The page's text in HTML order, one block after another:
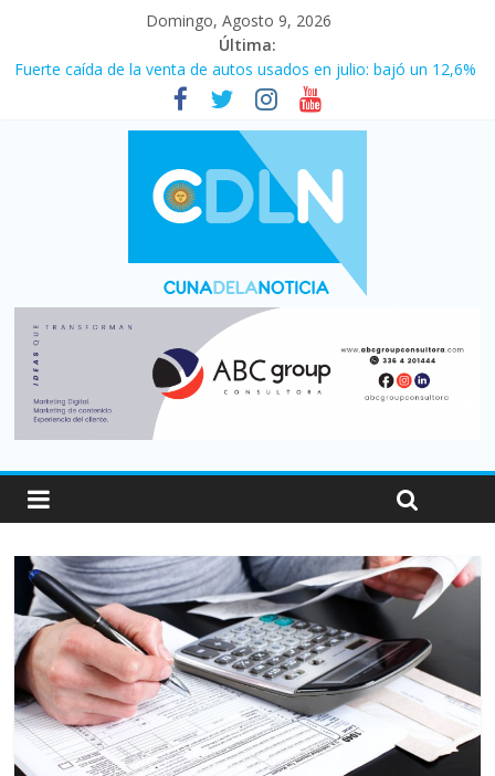
Domingo, Agosto 9, 2026
Última:
Fuerte caída de la venta de autos usados en julio: bajó un 12,6%
Central venció 1 a 0 al River de Coudet en el Monumental
La morosidad alcanzó su nivel más alto en dos décadas y ya
afecta a 400 mil deudores en Santa Fe
Desde que asumió Milei cerraron 41.000 kioscos: el sector
denuncia crisis como en 2001
Vacaciones de invierno con más movimiento y consumo
turístico: 4,6 millones de personas viajaron por el país, un 5,9%